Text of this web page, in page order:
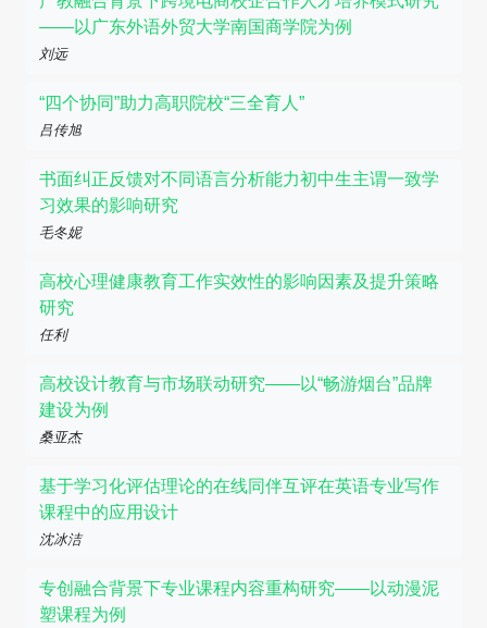
——以广东外语外贸大学南国商学院为例
刘远
“四个协同”助力高职院校“三全育人”
吕传旭
书面纠正反馈对不同语言分析能力初中生主谓一致学
习效果的影响研究
毛冬妮
高校心理健康教育工作实效性的影响因素及提升策略
研究
任利
高校设计教育与市场联动研究——以“畅游烟台”品牌
建设为例
桑亚杰
基于学习化评估理论的在线同伴互评在英语专业写作
课程中的应用设计
沈冰洁
专创融合背景下专业课程内容重构研究——以动漫泥
塑课程为例